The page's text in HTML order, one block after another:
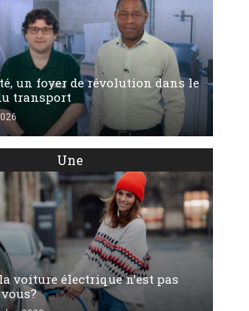
un foyer de révolution dans le
transport
Une
voiture électrique n’est pas